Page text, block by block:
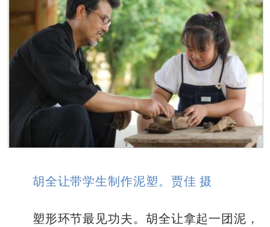
胡全让带学生制作泥塑。 贾佳 摄
塑形环节最见功夫。胡全让拿起一团泥，